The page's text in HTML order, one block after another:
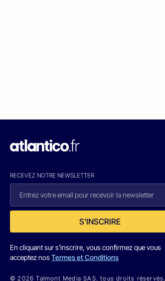
RECEVEZ NOTRE NEWSLETTER
S'INSCRIRE
En cliquant sur s'inscrire, vous confirmez que vous
acceptez nosTermes et Conditions
© 2026 Talmont Media SAS. tous droits réservés.